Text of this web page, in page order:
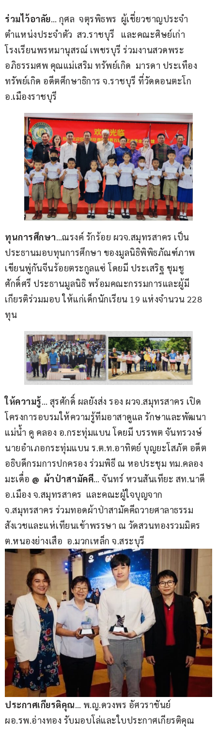
ร่วมไว้อาลัย… กุศล  จตุรพิธพร  ผู้เชี่ยวชาญประจำ
ตำแหน่งประจำตัว  สว.ราชบุรี   และคณะศิษย์เก่า
โรงเรียนพรหมานุสรณ์ เพชรบุรี ร่วมงานสวดพระ
อภิธรรมศพ คุณแม่เสริม ทรัพย์เกิด  มารดา ประเทือง
ทรัพย์เกิด อดีตศึกษาธิการ จ.ราชบุรี ที่วัดดอนตะโก
อ.เมืองราชบุรี
ทุนการศึกษา…ณรงค์ รักร้อย ผวจ.สมุทรสาคร เป็น
ประธานมอบทุนการศึกษา ของมูลนิธิพิพิธภัณฑ์ภาพ
เขียนพู่กันจีนร้อยตระกูลแซ่ โดยมี ประเสริฐ ชุมชู
ศักดิ์ศรี ประธานมูลนิธิ พร้อมคณะกรรมการและผู้มี
เกียรติร่วมมอบ ให้แก่เด็กนักเรียน 19 แห่งจำนวน 228
ทุน
ให้ความรู้… สุรศักดิ์ ผลยังส่ง รอง ผวจ.สมุทรสาคร เปิด
โครงการอบรมให้ความรู้ทีมอาสาดูแล รักษาและพัฒนา
แม่น้ำ คู คลอง อ.กระทุ่มแบน โดยมี บรรพต จันทรวงษ์
นายอำเภอกระทุ่มแบน ร.ต.ท.อาทิตย์ บุญยะโสภัต อดีต
อธิบดีกรมการปกครอง ร่วมพิธี ณ หอประชุม ทม.คลอง
มะเดื่อ @ ผ้าป่าสามัคคี… จันทร์ หวนสันเทียะ สท.นาดี
อ.เมือง จ.สมุทรสาคร  และคณะผู้ใจบุญจาก
จ.สมุทรสาคร ร่วมทอดผ้าป่าสามัคคีถวายศาลาธรรม
สังเวชและแห่เทียนเข้าพรรษา ณ วัดสวนทองรวมมิตร
ต.หนองย่างเสือ  อ.มวกเหล็ก จ.สระบุรี
ประกาศเกียรติคุณ… พ.ญ.ดวงพร อัศวราชันย์
ผอ.รพ.อ่างทอง รับมอบโล่และใบประกาศเกียรติคุณ